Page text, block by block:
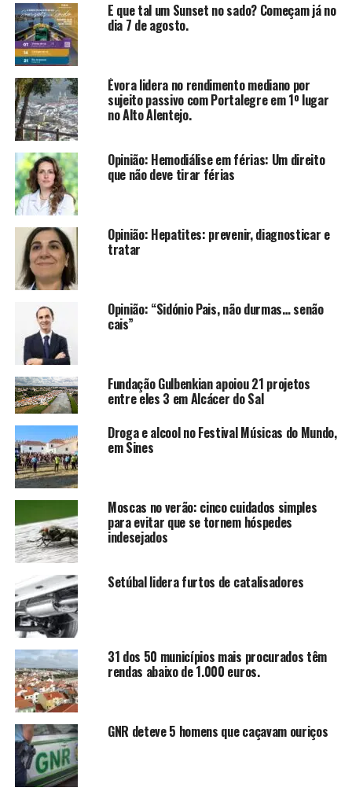
E que tal um Sunset no sado? Começam já no
dia 7 de agosto.
Évora lidera no rendimento mediano por
sujeito passivo com Portalegre em 1º lugar
no Alto Alentejo.
Opinião: Hemodiálise em férias: Um direito
que não deve tirar férias
Opinião: Hepatites: prevenir, diagnosticar e
tratar
Opinião: “Sidónio Pais, não durmas… senão
cais”
Fundação Gulbenkian apoiou 21 projetos
entre eles 3 em Alcácer do Sal
Droga e alcool no Festival Músicas do Mundo,
em Sines
Moscas no verão: cinco cuidados simples
para evitar que se tornem hóspedes
indesejados
Setúbal lidera furtos de catalisadores
31 dos 50 municípios mais procurados têm
rendas abaixo de 1.000 euros.
GNR deteve 5 homens que caçavam ouriços